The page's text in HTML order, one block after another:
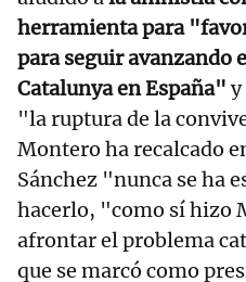
herramienta para
para seguir avanzando
Catalunya en España" y
"la ruptura de la
Montero ha recalcado
Sánchez "nunca se ha
hacerlo, "como sí hizo
afrontar el problema
que se marcó como